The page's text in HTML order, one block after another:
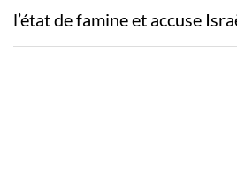
l’état de famine et accuse